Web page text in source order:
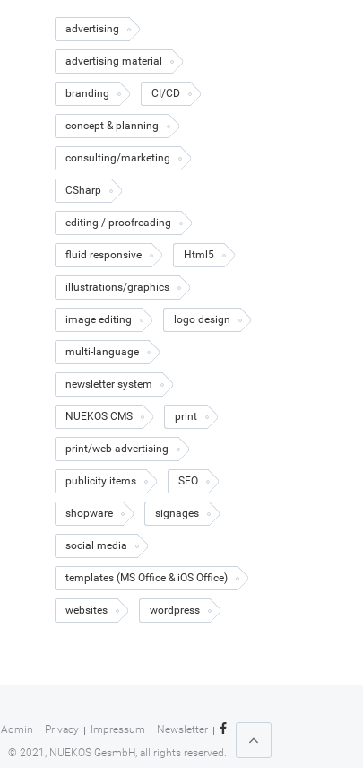
advertising
advertising material
branding CI/CD
concept & planning
consulting/marketing
CSharp
editing / proofreading
fluid responsive Html5
illustrations/graphics
image editing logo design
multi-language
newsletter system
NUEKOS CMS print
print/web advertising
publicity items SEO
shopware signages
social media
templates (MS Office & iOS Office)
websites wordpress
Admin Privacy Impressum
Newsletter
© 2021, NUEKOS GesmbH, all rights reserved.